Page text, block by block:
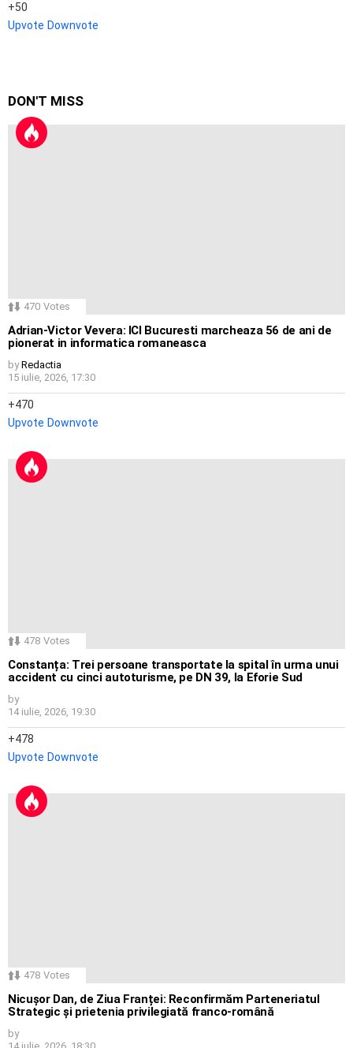
50
Upvote Downvote
DON'T MISS
470 Votes
Adrian-Victor Vevera: ICI Bucuresti marcheaza 56 de ani de
pionerat in informatica romaneasca
by Redactia
15 iulie, 2026, 17:30
470
Upvote Downvote
478 Votes
Constanța: Trei persoane transportate la spital în urma unui
accident cu cinci autoturisme, pe DN 39, la Eforie Sud
by
14 iulie, 2026, 19:30
478
Upvote Downvote
478 Votes
Nicușor Dan, de Ziua Franței: Reconfirmăm Parteneriatul
Strategic și prietenia privilegiată franco-română
by